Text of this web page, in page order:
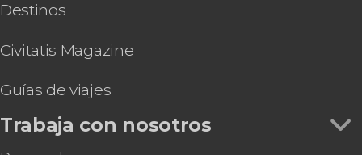
Destinos
Civitatis Magazine
Guías de viajes
Trabaja con nosotros